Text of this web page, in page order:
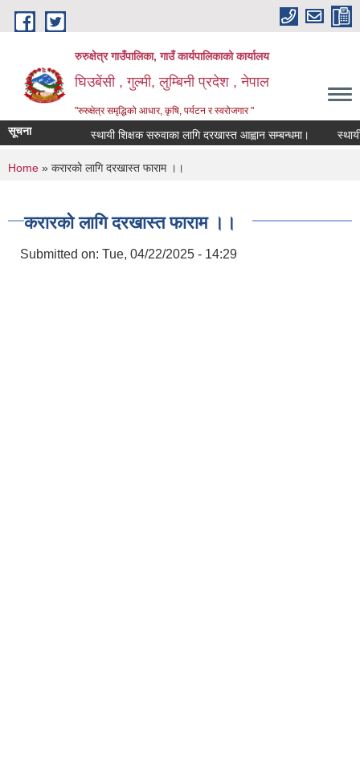
Skip to main content
रुरुक्षेत्र गाउँपालिका, गाउँ कार्यपालिकाको कार्यालय
घिउबेंसी , गुल्मी, लुम्बिनी प्रदेश , नेपाल
"रुरुक्षेत्र समृद्धिको आधार, कृषि, पर्यटन र स्वरोजगार "
सूचना स्थायी शिक्षक सरुवाका लागि दरखास्त आह्वान सम्बन्धमा। स्थायी
You are here
Home » करारको लागि दरखास्त फाराम ।।
करारको लागि दरखास्त फाराम ।।
Submitted on: Tue, 04/22/2025 - 14:29